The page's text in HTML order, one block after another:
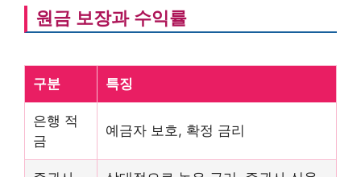
원금 보장과 수익률
구분 특징
은행 적
금
예금자 보호, 확정 금리